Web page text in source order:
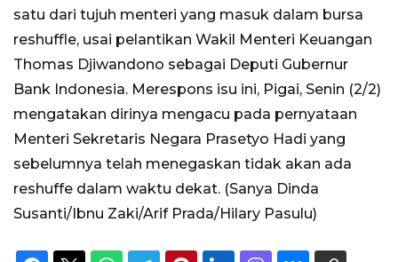
satu dari tujuh menteri yang masuk dalam bursa
reshuffle, usai pelantikan Wakil Menteri Keuangan
Thomas Djiwandono sebagai Deputi Gubernur
Bank Indonesia. Merespons isu ini, Pigai, Senin (2/2)
mengatakan dirinya mengacu pada pernyataan
Menteri Sekretaris Negara Prasetyo Hadi yang
sebelumnya telah menegaskan tidak akan ada
reshuffe dalam waktu dekat. (Sanya Dinda
Susanti/Ibnu Zaki/Arif Prada/Hilary Pasulu)